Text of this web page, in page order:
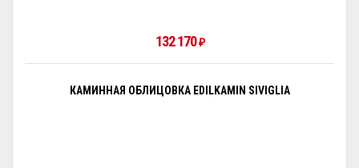
132 170₽
КАМИННАЯ ОБЛИЦОВКА EDILKAMIN SIVIGLIA